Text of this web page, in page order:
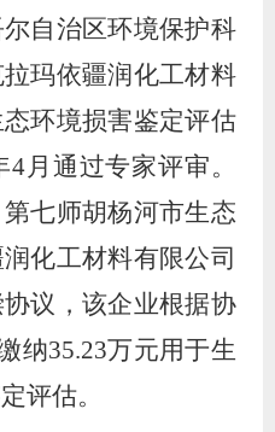
自治区环境保护科
玛依疆润化工材料
环境损害鉴定评估
4月通过专家评审。
七师胡杨河市生态
化工材料有限公司
议，该企业根据协
纳35.23万元用于生
评估。